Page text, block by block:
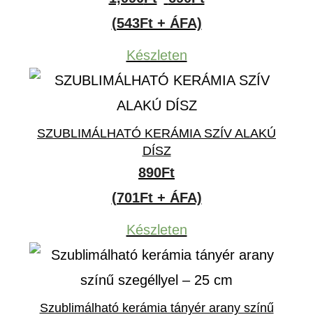
price
was:
1,090Ft.690Ft.
(543Ft + ÁFA)
Készleten
SZUBLIMÁLHATÓ KERÁMIA SZÍV ALAKÚ
DÍSZ
890Ft
(701Ft + ÁFA)
Készleten
Szublimálható kerámia tányér arany színű